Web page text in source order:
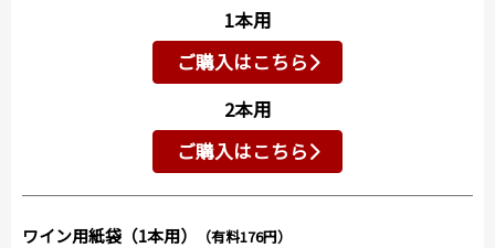
1本用
ご購入はこちら
2本用
ご購入はこちら
ワイン用紙袋（1本用） （有料176円）